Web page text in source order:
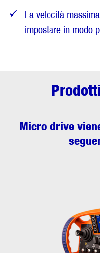
La velocità
impostare in modo
Micro drive